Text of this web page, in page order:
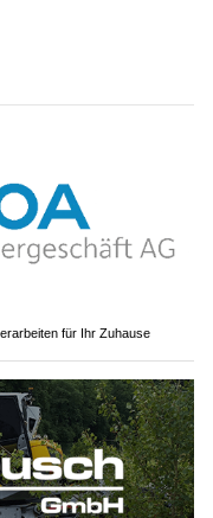
für Ihr Zuhause